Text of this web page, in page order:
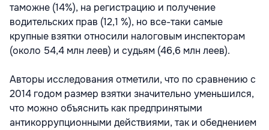
таможне (14%), на регистрацию и получение
водительских прав (12,1 %), но все-таки самые
крупные взятки относили налоговым инспекторам
(около 54,4 млн леев) и судьям (46,6 млн леев).
Авторы исследования отметили, что по сравнению с
2014 годом размер взятки значительно уменьшился,
что можно объяснить как предпринятыми
антикоррупционными действиями, так и обеднением